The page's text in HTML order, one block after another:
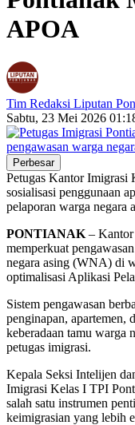
APOA
Tim Redaksi Liputan
Sabtu, 23 Mei 2026
Perbesar
Petugas Kantor Imigrasi
sosialisasi penggunaan
pelaporan warga negara
PONTIANAK –
memperkuat
negara asing (WNA) di
optimalisasi Aplikasi
Sistem pengawasan
penginapan, apartemen,
keberadaan tamu warga
petugas imigrasi.
Kepala Seksi Intelijen
Imigrasi Kelas I TPI
salah satu instrumen
keimigrasian yang lebih